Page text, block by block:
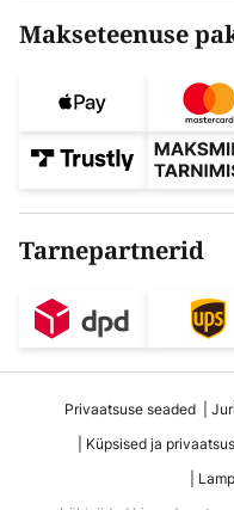
Makseteenuse
Tarnepartnerid
Privaatsuse seaded
Küpsised ja